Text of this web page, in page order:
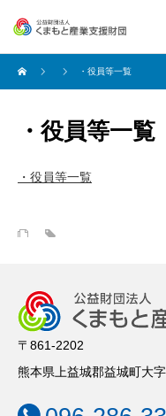
・役員等一覧
・役員等一覧
・役員等一覧
〒861-2202
熊本県上益城郡益城町大